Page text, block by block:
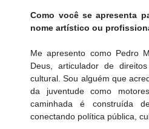
Como você se apresenta
nome artístico ou
Me apresento como Pedro
Deus, articulador de
cultural. Sou alguém que
da juventude como
caminhada é construída
conectando política pública,